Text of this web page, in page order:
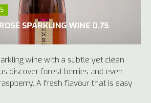
SPARKLING WINE 0.75
wine with a subtle yet clean
discover forest berries and even
A fresh flavour that is easy